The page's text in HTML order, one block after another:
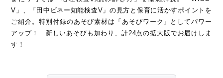
V」、「田中ビネー知能検査V」の見方と保育に活かすポイントを
ご紹介。特別付録のあそび素材は「あそびワーク」としてパワー
アップ！ 新しいあそびも加わり、計24点の拡大版でお届けしま
す！